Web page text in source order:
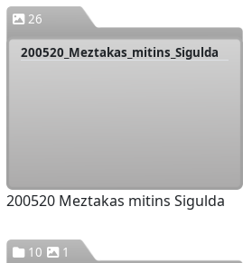
26
200520_Meztakas_mitins_Sigulda
200520 Meztakas mitins Sigulda
10 1